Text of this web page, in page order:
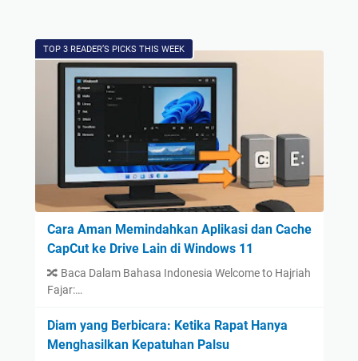
TOP 3 READER’S PICKS THIS WEEK
Cara Aman Memindahkan Aplikasi dan Cache
CapCut ke Drive Lain di Windows 11
🔀 Baca Dalam Bahasa Indonesia Welcome to Hajriah
Fajar:…
Diam yang Berbicara: Ketika Rapat Hanya
Menghasilkan Kepatuhan Palsu